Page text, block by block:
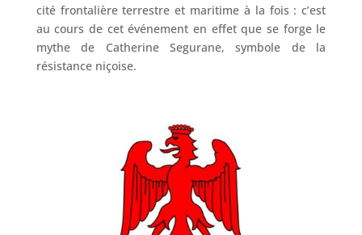
cité frontalière terrestre et maritime à la fois : c’est
au cours de cet événement en effet que se forge le
mythe de Catherine Segurane, symbole de la
résistance niçoise.